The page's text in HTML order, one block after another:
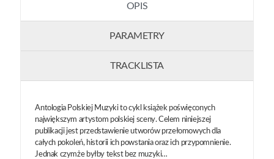
OPIS
PARAMETRY
TRACKLISTA
Antologia Polskiej Muzyki to cykl książek poświęconych
największym artystom polskiej sceny. Celem niniejszej
publikacji jest przedstawienie utworów przełomowych dla
całych pokoleń, historii ich powstania oraz ich przypomnienie.
Jednak czymże byłby tekst bez muzyki…